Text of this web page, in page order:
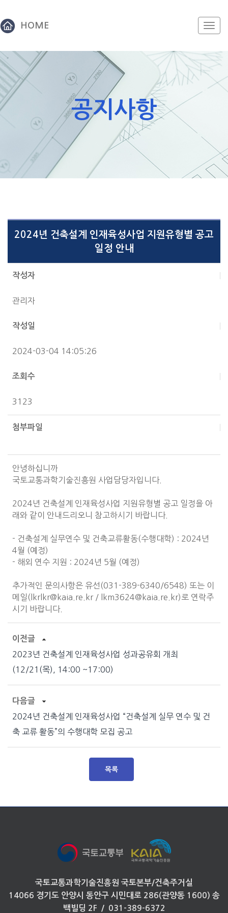
HOME
공지사항
2024년 건축설계 인재육성사업 지원유형별 공고
일정 안내
작성자
관리자
작성일
2024-03-04 14:05:26
조회수
3123
첨부파일
안녕하십니까
국토교통과학기술진흥원 사업담당자입니다.
2024년 건축설계 인재육성사업 지원유형별 공고 일정을 아
래와 같이 안내드리오니 참고하시기 바랍니다.
- 건축설계 실무연수 및 건축교류활동(수행대학) : 2024년
4월 (예정)
- 해외 연수 지원 : 2024년 5월 (예정)
추가적인 문의사항은 유선(031-389-6340/6548) 또는 이
메일(lkrlkr@kaia.re.kr / lkm3624@kaia.re.kr)로 연락주
시기 바랍니다.
이전글
2023년 건축설계 인재육성사업 성과공유회 개최
(12/21(목), 14:00 ~17:00)
다음글
2024년 건축설계 인재육성사업 “건축설계 실무 연수 및 건
축 교류 활동”의 수행대학 모집 공고
목록
국토교통과학기술진흥원 국토본부/건축주거실
14066 경기도 안양시 동안구 시민대로 286(관양동 1600) 송
백빌딩 2F / 031-389-6372